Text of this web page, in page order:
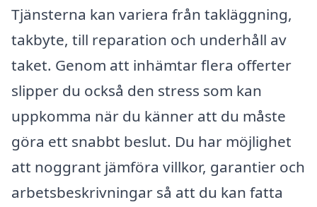
Tjänsterna kan variera från takläggning,
takbyte, till reparation och underhåll av
taket. Genom att inhämtar flera offerter
slipper du också den stress som kan
uppkomma när du känner att du måste
göra ett snabbt beslut. Du har möjlighet
att noggrant jämföra villkor, garantier och
arbetsbeskrivningar så att du kan fatta